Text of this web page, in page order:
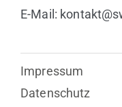
E-Mail:
Impressum
Datenschutz